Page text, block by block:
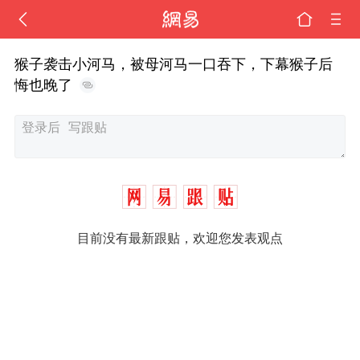
猴子袭击小河马，被母河马一口吞下，下幕猴子后
悔也晚了
目前没有最新跟贴，欢迎您发表观点